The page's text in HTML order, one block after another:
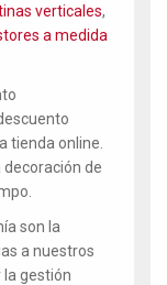
verticales,
a medida
tienda online.
de
son la
a nuestros
la gestión